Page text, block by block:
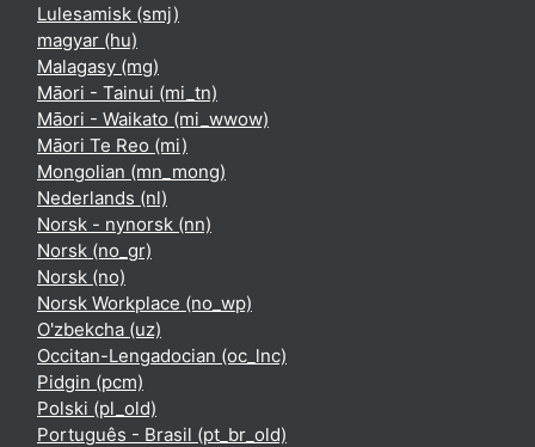
Lulesamisk ‎(smj)‎
magyar ‎(hu)‎
Malagasy ‎(mg)‎
Māori - Tainui ‎(mi_tn)‎
Māori - Waikato ‎(mi_wwow)‎
Māori Te Reo ‎(mi)‎
Mongolian ‎(mn_mong)‎
Nederlands ‎(nl)‎
Norsk - nynorsk ‎(nn)‎
Norsk ‎(no_gr)‎
Norsk ‎(no)‎
Norsk Workplace ‎(no_wp)‎
O'zbekcha ‎(uz)‎
Occitan-Lengadocian ‎(oc_lnc)‎
Pidgin ‎(pcm)‎
Polski ‎(pl_old)‎
Português - Brasil ‎(pt_br_old)‎